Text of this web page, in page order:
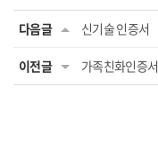
다음글 신기술 인증서
이전글 가족친화인증서